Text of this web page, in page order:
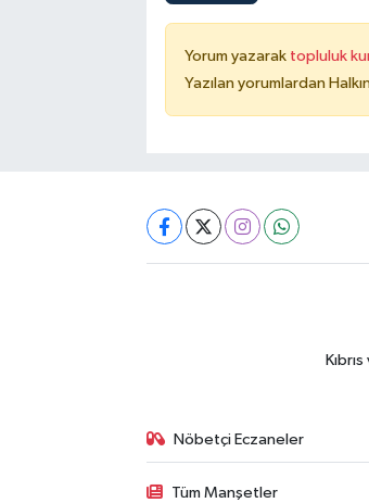
Yorum yazarak topluluk
Yazılan yorumlardan
Nöbetçi Eczaneler
Tüm Manşetler